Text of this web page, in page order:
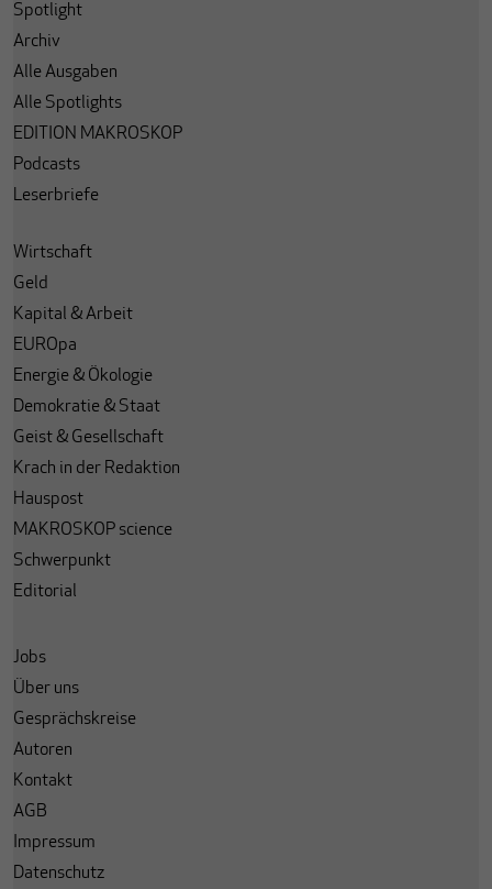
Spotlight
Archiv
Alle Ausgaben
Alle Spotlights
EDITION MAKROSKOP
Podcasts
Leserbriefe
Wirtschaft
Geld
Kapital & Arbeit
EUROpa
Energie & Ökologie
Demokratie & Staat
Geist & Gesellschaft
Krach in der Redaktion
Hauspost
MAKROSKOP science
Schwerpunkt
Editorial
Jobs
Über uns
Gesprächskreise
Autoren
Kontakt
AGB
Impressum
Datenschutz